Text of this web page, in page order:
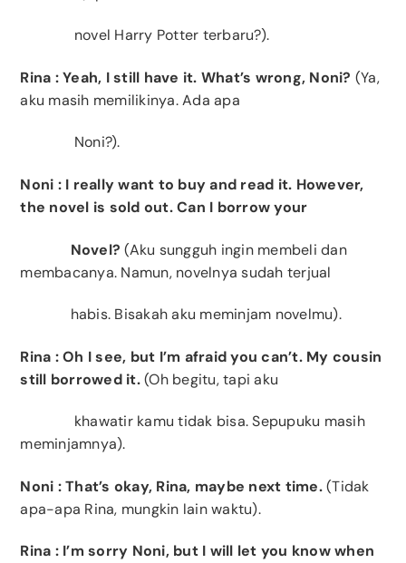
novel Harry Potter terbaru?).
Rina : Yeah, I still have it. What’s wrong, Noni? (Ya,
aku masih memilikinya. Ada apa
Noni?).
Noni : I really want to buy and read it. However,
the novel is sold out.Can I borrow your
Novel? (Aku sungguh ingin membeli dan
membacanya. Namun, novelnya sudah terjual
habis. Bisakah aku meminjam novelmu).
Rina : Oh I see, but I’m afraid you can’t.My cousin
still borrowed it.(Oh begitu, tapi aku
khawatir kamu tidak bisa. Sepupuku masih
meminjamnya).
Noni : That’s okay, Rina, maybe next time.(Tidak
apa-apa Rina, mungkin lain waktu).
Rina : I’m sorry Noni, but I will let you know when